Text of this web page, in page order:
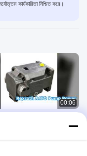
কার্যকারিতা নিশ্চিত করে।
00:06